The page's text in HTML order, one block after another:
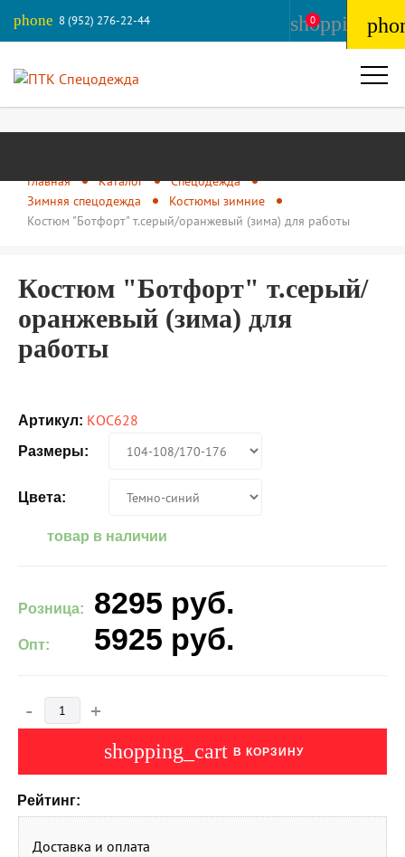
phone 8 (952) 276-22-44 0
Главная Каталог
Спецодежда
Зимняя спецодежда
Костюмы зимние
Костюм "Ботфорт" т.серый/оранжевый (зима) для работы
Костюм "Ботфорт" т.серый/
оранжевый (зима) для
работы
Артикул: КОС628
Размеры:
Цвета:
товар в наличии
Розница: 8295 руб.
Опт: 5925 руб.
- +
shopping_cart В КОРЗИНУ
Рейтинг:
Доставка и оплата